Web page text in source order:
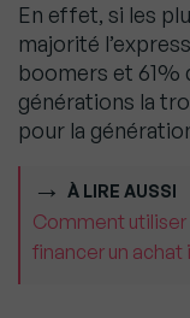
En effet, si les
majorité
boomers et 61%
générations la
pour la
À LIRE AUSSI
Comment utiliser
financer un achat